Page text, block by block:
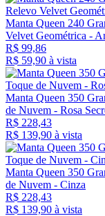
Manta Queen 240
Velvet Geométrica -
R$ 99,86
R$ 59,90 à vista
Manta Queen 350
de Nuvem - Rosa
R$ 228,43
R$ 139,90 à vista
Manta Queen 350
de Nuvem - Cinza
R$ 228,43
R$ 139,90 à vista